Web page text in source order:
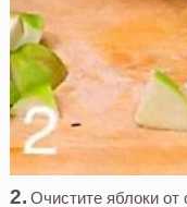
Очистите яблоки